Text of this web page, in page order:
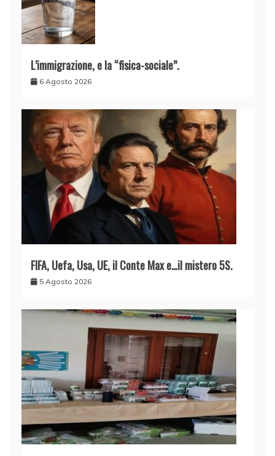
L’immigrazione, e la “fisica-sociale”.
6 Agosto 2026
FIFA, Uefa, Usa, UE, il Conte Max e…il mistero 5S.
5 Agosto 2026